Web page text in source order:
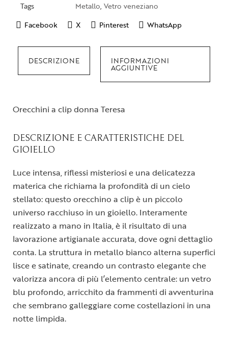
Tags
Metallo, Vetro veneziano
Facebook
X Pinterest WhatsApp
DESCRIZIONE INFORMAZIONI
AGGIUNTIVE
Orecchini a clip donna Teresa
DESCRIZIONE E CARATTERISTICHE DEL
GIOIELLO
Luce intensa, riflessi misteriosi e una delicatezza
materica che richiama la profondità di un cielo
stellato: questo orecchino a clip è un piccolo
universo racchiuso in un gioiello. Interamente
realizzato a mano in Italia, è il risultato di una
lavorazione artigianale accurata, dove ogni dettaglio
conta. La struttura in metallo bianco alterna superfici
lisce e satinate, creando un contrasto elegante che
valorizza ancora di più l’elemento centrale: un vetro
blu profondo, arricchito da frammenti di avventurina
che sembrano galleggiare come costellazioni in una
notte limpida.